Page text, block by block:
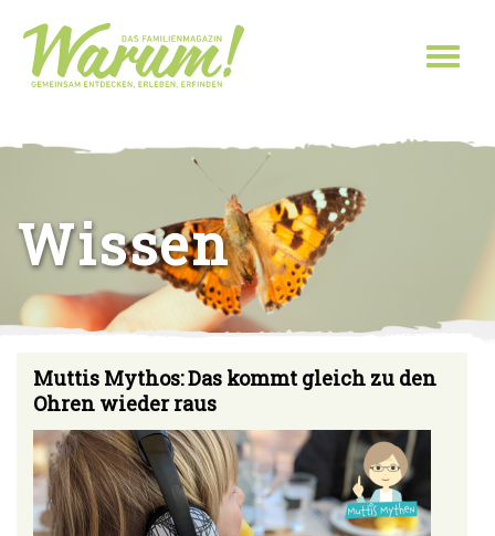
Sie sind hier
Wissen
Muttis Mythos: Das kommt gleich zu den
Ohren wieder raus